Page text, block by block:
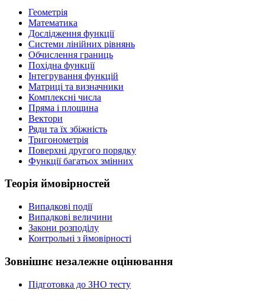
Геометрія
Математика
Дослідження функції
Системи лінійних рівнянь
Обчислення границь
Похідна функції
Інтегрування функцій
Матриці та визначники
Комплексні числа
Пряма і площина
Вектори
Ряди та їх збіжність
Тригонометрія
Поверхні другого порядку
Функції багатьох змінних
Теорія ймовірностей
Випадкові події
Випадкові величини
Закони розподілу
Контрольні з ймовірності
Зовнішнє незалежне оцінювання
Підготовка до ЗНО тесту